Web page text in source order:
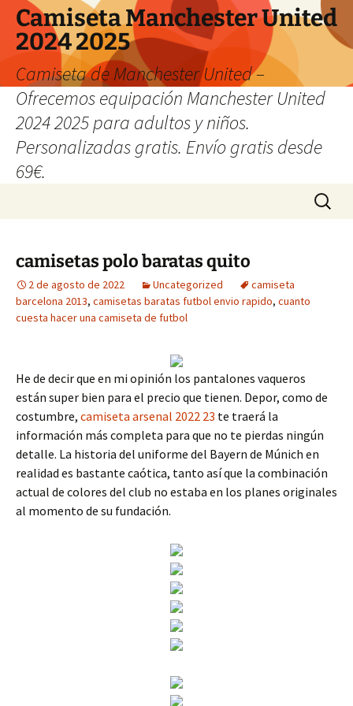
Camiseta Manchester United
2024 2025
Camiseta de Manchester United –
Ofrecemos equipación Manchester United
2024 2025 para adultos y niños.
Personalizadas gratis. Envío gratis desde
69€.
Buscar:
camisetas polo baratas quito
2 de agosto de 2022 Uncategorized
camiseta
barcelona 2013, camisetas baratas futbol envio rapido, cuanto
cuesta hacer una camiseta de futbol
He de decir que en mi opinión los pantalones vaqueros
están super bien para el precio que tienen. Depor, como de
costumbre, camiseta arsenal 2022 23 te traerá la
información más completa para que no te pierdas ningún
detalle. La historia del uniforme del Bayern de Múnich en
realidad es bastante caótica, tanto así que la combinación
actual de colores del club no estaba en los planes originales
al momento de su fundación.